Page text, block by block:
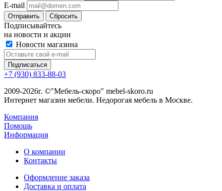
E-mail
Сбросить
Подписывайтесь
на новости и акции
Новости магазина
+7 (930) 833-88-03
2009-2026г. ©"Мебель-скоро" mebel-skoro.ru
Интернет магазин мебели. Недорогая мебель в Москве.
Компания
Помощь
Информация
О компании
Контакты
Оформление заказа
Доставка и оплата